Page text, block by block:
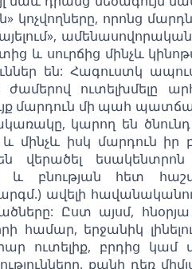
կոչվողները, որոնց
և սուրճից մինչև
են: Հագուստկ
ժամերով ուտելխմելը
մարդուն մի պահ
կարող են
և մինչև իսկ մարդուն
վերածել
բնության հետ հաշտ
ավելի
Ըստ այսմ, հնօրյա
համար, երջանիկ
ուտելիք, բրդից կամ
քանի դեռ